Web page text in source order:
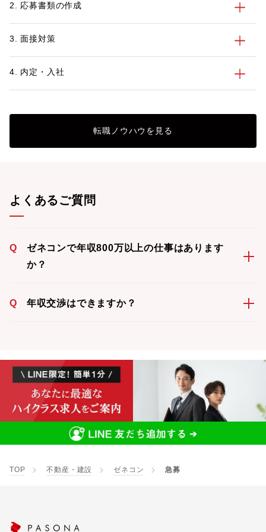
します。
2. 応募書類の作成
3. 面接対策
4. 内定・入社
転職ノウハウを見る
よくあるご質問
Q
ゼネコンで年収800万以上の仕事はあります
か？
Q 年収交渉はできますか？
TOP 不動産・建設 ゼネコン 急募